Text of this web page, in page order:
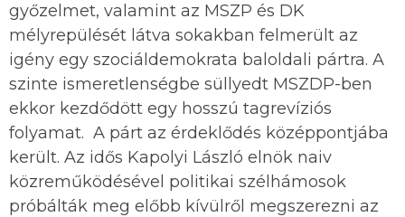
győzelmet, valamint az MSZP és DK
mélyrepülését látva sokakban felmerült az
igény egy szociáldemokrata baloldali pártra. A
szinte ismeretlenségbe süllyedt MSZDP-ben
ekkor kezdődött egy hosszú tagrevíziós
folyamat. A párt az érdeklődés középpontjába
került. Az idős Kapolyi László elnök naiv
közreműködésével politikai szélhámosok
próbálták meg előbb kívülről megszerezni az